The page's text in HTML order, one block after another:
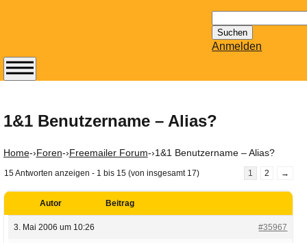
nach:
Anmelden
1&1 Benutzername – Alias?
Home-›Foren-›Freemailer Forum-›1&1 Benutzername – Alias?
15 Antworten anzeigen - 1 bis 15 (von insgesamt 17) 1 2 →
Autor Beitrag
3. Mai 2006 um 10:26 #35967
Abonnieren Sie den
erscheinenden
Mailhilfe.de
Der ständig aktuelle
Tipps zu Thema
bereithält!